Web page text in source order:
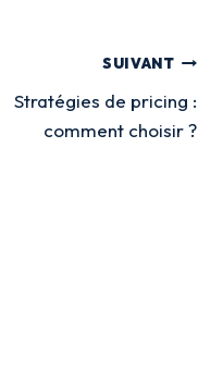
SUIVANT
Stratégies de pricing :
comment choisir ?